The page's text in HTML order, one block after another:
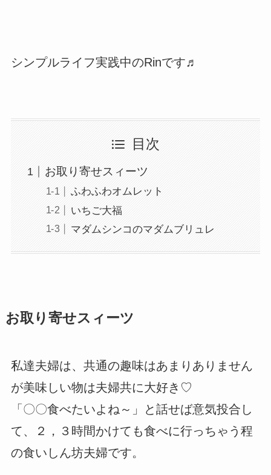
シンプルライフ実践中のRinです♬
目次
お取り寄せスィーツ
ふわふわオムレット
いちご大福
マダムシンコのマダムブリュレ
お取り寄せスィーツ
私達夫婦は、共通の趣味はあまりありません
が美味しい物は夫婦共に大好き♡
「〇〇食べたいよね～」と話せば意気投合し
て、２，３時間かけても食べに行っちゃう程
の食いしん坊夫婦です。